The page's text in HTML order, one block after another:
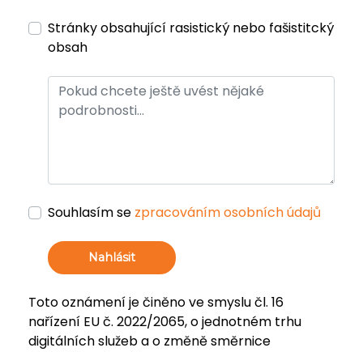
Stránky obsahující rasistický nebo fašistitcký
obsah
Souhlasím se zpracováním osobních údajů
Nahlásit
Toto oznámení je činěno ve smyslu čl. 16
nařízení EU č. 2022/2065, o jednotném trhu
digitálních služeb a o změně směrnice